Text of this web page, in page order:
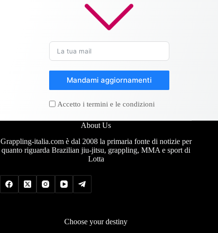
Mandami aggiornamenti
Accetto i termini e le condizioni
About Us
Grappling-italia.com è dal 2008 la primaria fonte di notizie per
quanto riguarda Brazilian jiu-jitsu, grappling, MMA e sport di
Lotta
Choose your destiny